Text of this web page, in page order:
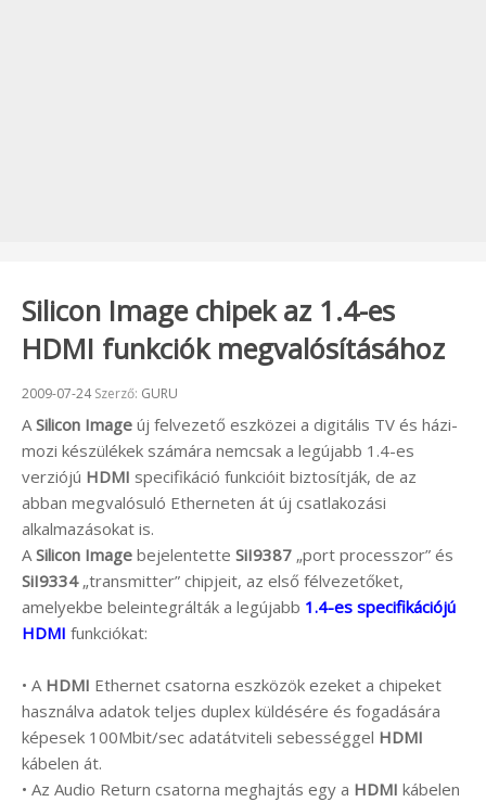
Silicon Image chipek az 1.4-es
HDMI funkciók megvalósításához
Beküldve:
2009-07-24Szerző: GURU
A Silicon Image új felvezető eszközei a digitális TV és házi-
mozi készülékek számára nemcsak a legújabb 1.4-es
verziójú HDMI specifikáció funkcióit biztosítják, de az
abban megvalósuló Etherneten át új csatlakozási
alkalmazásokat is.
A Silicon Image bejelentette SiI9387 „port processzor” és
SiI9334„transmitter” chipjeit, az első félvezetőket,
amelyekbe beleintegrálták a legújabb 1.4-es specifikációjú
HDMI funkciókat:
• A HDMI Ethernet csatorna eszközök ezeket a chipeket
használva adatok teljes duplex küldésére és fogadására
képesek 100Mbit/sec adatátviteli sebességgel HDMI
kábelen át.
• Az Audio Return csatorna meghajtás egy a HDMI kábelen